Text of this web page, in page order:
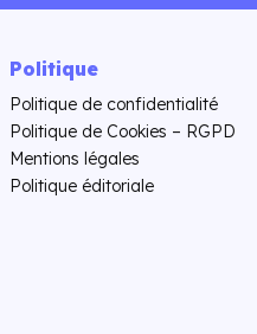
Politique
Politique de confidentialité
Politique de Cookies – RGPD
Mentions légales
Politique éditoriale